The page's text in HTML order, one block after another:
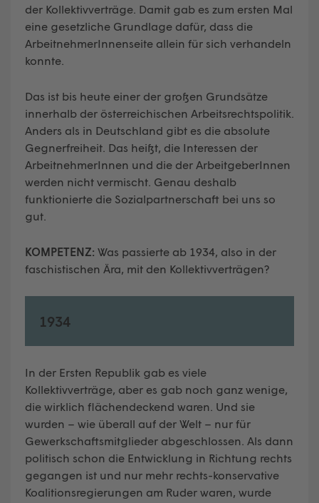
der Kollektivverträge. Damit gab es zum ersten Mal
eine gesetzliche Grundlage dafür, dass die
ArbeitnehmerInnenseite allein für sich verhandeln
konnte.
Das ist bis heute einer der großen Grundsätze
innerhalb der österreichischen Arbeitsrechtspolitik.
Anders als in Deutschland gibt es die absolute
Gegnerfreiheit. Das heißt, die Interessen der
ArbeitnehmerInnen und die der ArbeitgeberInnen
werden nicht vermischt. Genau deshalb
funktionierte die Sozialpartnerschaft bei uns so
gut.
KOMPETENZ: Was passierte ab 1934, also in der
faschistischen Ära, mit den Kollektivverträgen?
1934
In der Ersten Republik gab es viele
Kollektivverträge, aber es gab noch ganz wenige,
die wirklich flächendeckend waren. Und sie
wurden – wie überall auf der Welt – nur für
Gewerkschaftsmitglieder abgeschlossen. Als dann
politisch schon die Entwicklung in Richtung rechts
gegangen ist und nur mehr rechts-konservative
Koalitionsregierungen am Ruder waren, wurde